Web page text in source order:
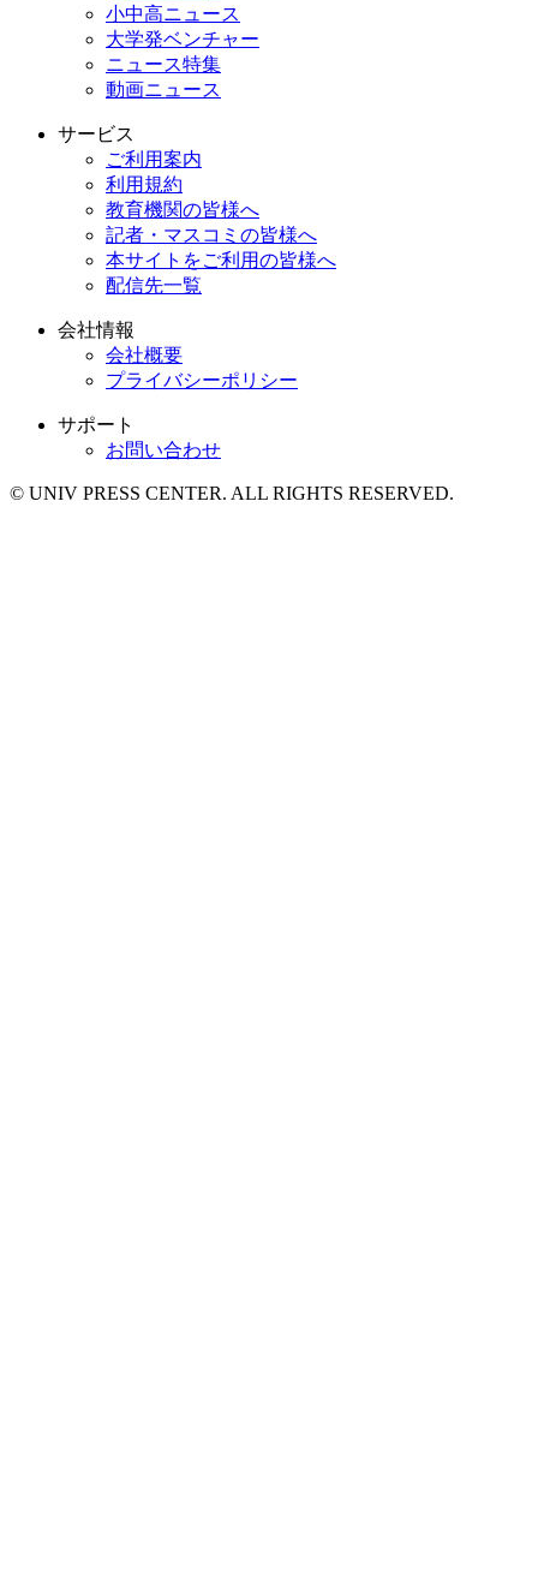
小中高ニュース
大学発ベンチャー
ニュース特集
動画ニュース
サービス
ご利用案内
利用規約
教育機関の皆様へ
記者・マスコミの皆様へ
本サイトをご利用の皆様へ
配信先一覧
会社情報
会社概要
プライバシーポリシー
サポート
お問い合わせ
© UNIV PRESS CENTER. ALL RIGHTS RESERVED.